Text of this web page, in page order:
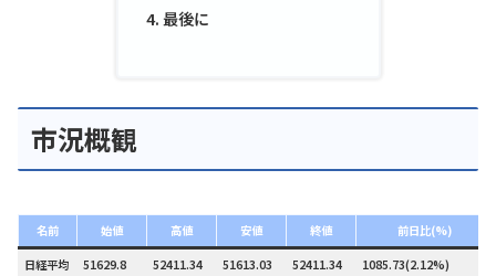
最後に
市況概観
名前 始値 高値 安値 終値 前日比(%)
日経平均 51629.8 52411.34 51613.03 52411.34
1085.73(2.12%)